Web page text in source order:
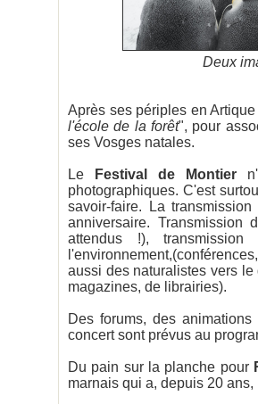
Deux
Après ses périples en
l'école de la forêt", pour
ses Vosges natales.
Le Festival de Montier
photographiques. C'est
savoir-faire. La
anniversaire. Transmission
attendus !),
aussi des naturalistes vers
magazines, de librairies).
Des forums, des
concert sont prévus au
Du pain sur la planche pour
marnais qui a, depuis 20